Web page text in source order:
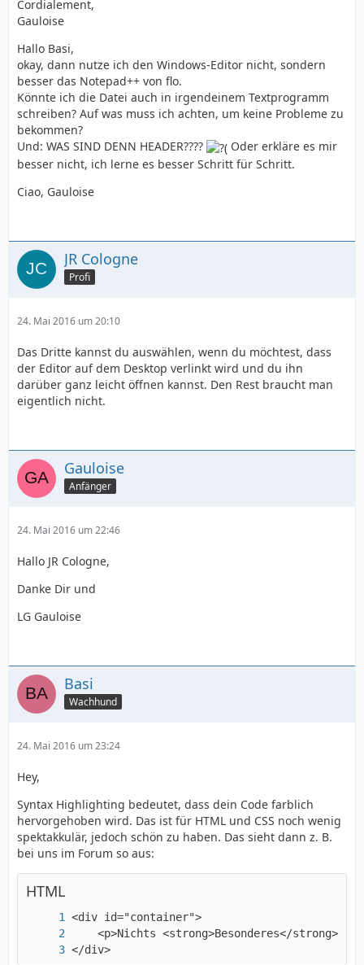
Cordialement,
Gauloise
Hallo Basi,
okay, dann nutze ich den Windows-Editor nicht, sondern
besser das Notepad++ von flo.
Könnte ich die Datei auch in irgendeinem Textprogramm
schreiben? Auf was muss ich achten, um keine Probleme zu
bekommen?
Und: WAS SIND DENN HEADER????
Oder erkläre es mir
besser nicht, ich lerne es besser Schritt für Schritt.
Ciao, Gauloise
JR Cologne
Profi
24. Mai 2016 um 20:10
Das Dritte kannst du auswählen, wenn du möchtest, dass
der Editor auf dem Desktop verlinkt wird und du ihn
darüber ganz leicht öffnen kannst. Den Rest braucht man
eigentlich nicht.
Gauloise
Anfänger
24. Mai 2016 um 22:46
Hallo JR Cologne,
Danke Dir und
LG Gauloise
Basi
Wachhund
24. Mai 2016 um 23:24
Hey,
Syntax Highlighting bedeutet, dass dein Code farblich
hervorgehoben wird. Das ist für HTML und CSS noch wenig
spektakkulär, jedoch schön zu haben. Das sieht dann z. B.
bei uns im Forum so aus:
HTML
</div>